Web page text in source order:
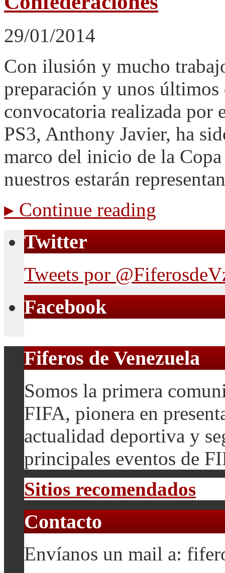
29/01/2014
Con ilusión y mucho
preparación y unos últimos
convocatoria realizada por
PS3, Anthony Javier, ha
marco del inicio de la
nuestros estarán
▸ Continue reading
Twitter
Tweets por
Facebook
Fiferos de Venezuela
Somos la primera
FIFA, pionera en
actualidad deportiva y
principales eventos de
Sitios recomendados
Contacto
Envíanos un mail a: